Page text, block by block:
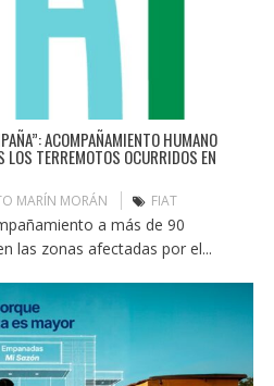
ACOMPAÑAMIENTO HUMANO
LOS TERREMOTOS OCURRIDOS EN
MARÍN MORÁN FIAT
a más de 90
las zonas afectadas por el...